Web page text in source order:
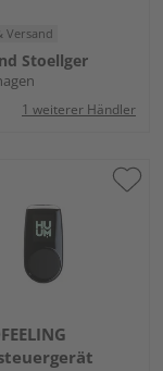
Versand
Stoellger
1 weiterer Händler